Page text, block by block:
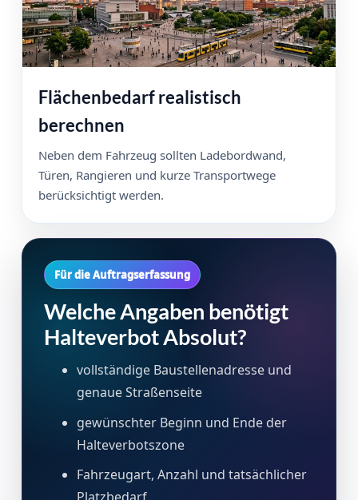
Flächenbedarf realistisch
berechnen
Neben dem Fahrzeug sollten Ladebordwand,
Türen, Rangieren und kurze Transportwege
berücksichtigt werden.
Für die Auftragserfassung
Welche Angaben benötigt
Halteverbot Absolut?
vollständige Baustellenadresse und
genaue Straßenseite
gewünschter Beginn und Ende der
Halteverbotszone
Fahrzeugart, Anzahl und tatsächlicher